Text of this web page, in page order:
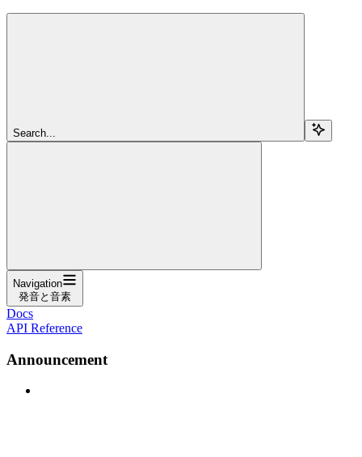
Search...
Navigation
発音と音素
Docs
API Reference
Announcement